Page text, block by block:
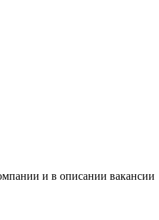
и в описании вакансии